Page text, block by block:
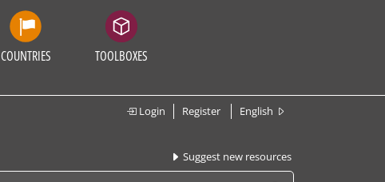
COUNTRIES TOOLBOXES
Login Register English
Suggest new resources